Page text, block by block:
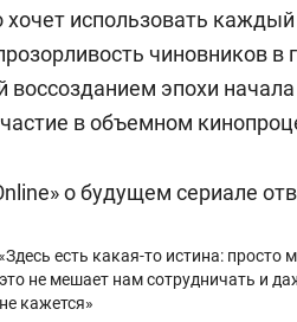
хочет использовать
чиновников в
эпохи
в объемном
есть какая-то истина: просто
не мешает нам сотрудничать и
кажется»